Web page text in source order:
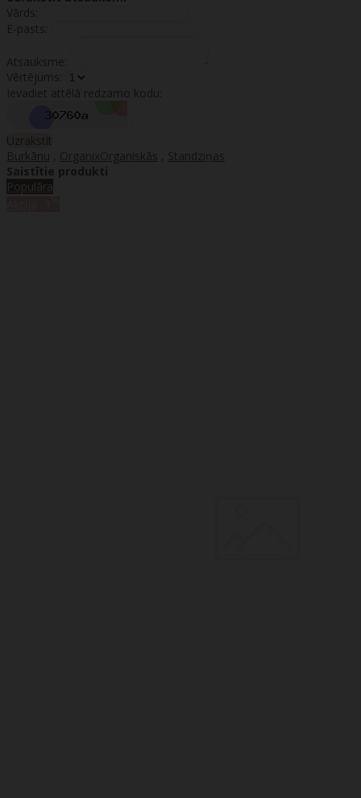
Vārds:
E-pasts:
Atsauksme:
Vērtējums:
Ievadiet attēlā redzamo kodu:
Uzrakstīt
Burkānu , OrganixOrganiskās , Standziņas
Saistītie produkti
Populāra